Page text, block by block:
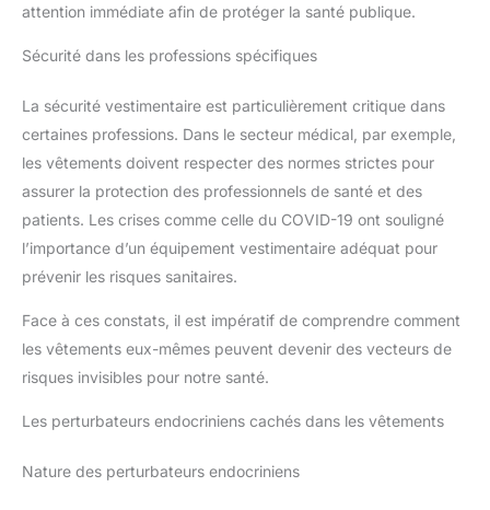
attention immédiate afin de protéger la santé publique.
Sécurité dans les professions spécifiques
La sécurité vestimentaire est particulièrement critique dans
certaines professions. Dans le secteur médical, par exemple,
les vêtements doivent respecter des normes strictes pour
assurer la protection des professionnels de santé et des
patients. Les crises comme celle du COVID-19 ont souligné
l’importance d’un équipement vestimentaire adéquat pour
prévenir les risques sanitaires.
Face à ces constats, il est impératif de comprendre comment
les vêtements eux-mêmes peuvent devenir des vecteurs de
risques invisibles pour notre santé.
Les perturbateurs endocriniens cachés dans les vêtements
Nature des perturbateurs endocriniens